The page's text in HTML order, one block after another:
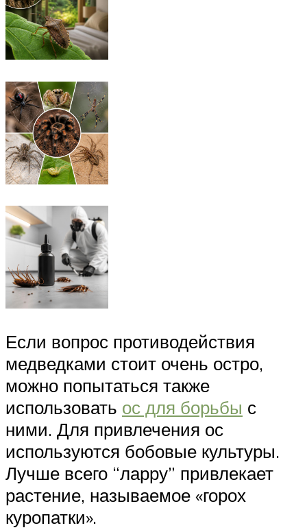
Если вопрос противодействия
медведками стоит очень остро,
можно попытаться также
использовать ос для борьбы с
ними. Для привлечения ос
используются бобовые культуры.
Лучше всего “ларру” привлекает
растение, называемое «горох
куропатки».